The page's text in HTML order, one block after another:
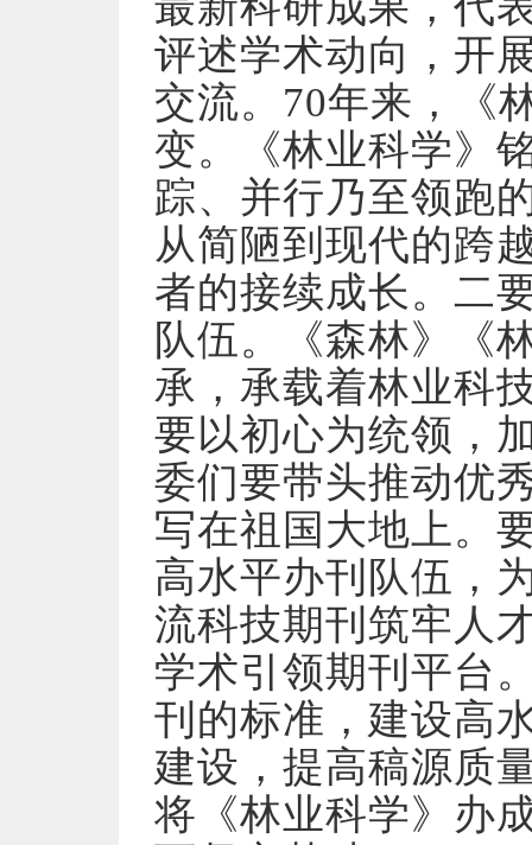
评述学术动向，开
交流。70年来，《
变。《林业科学》
踪、并行乃至领跑
从简陋到现代的跨
者的接续成长。二
队伍。《森林》《
承，承载着林业科
要以初心为统领，
委们要带头推动优
写在祖国大地上。
高水平办刊队伍，
流科技期刊筑牢人
学术引领期刊平台
刊的标准，建设高
建设，提高稿源质
将《林业科学》办